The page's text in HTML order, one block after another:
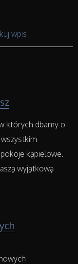
wpis
których dbamy o
kąpielowe.
wyjątkową